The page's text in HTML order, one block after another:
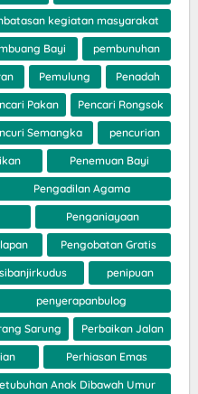
kegiatan masyarakat
Bayi pembunuhan
Pemulung Penadah
Pakan Pencari Rongsok
Semangka pencurian
Penemuan Bayi
Pengadilan Agama
Penganiayaan
Pengobatan Gratis
penipuan
penyerapanbulog
Sarung Perbaikan Jalan
Perhiasan Emas
Anak Dibawah Umur